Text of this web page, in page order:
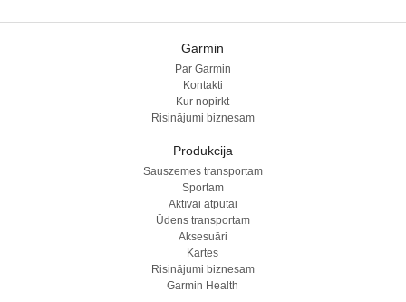
Garmin
Par Garmin
Kontakti
Kur nopirkt
Risinājumi biznesam
Produkcija
Sauszemes transportam
Sportam
Aktīvai atpūtai
Ūdens transportam
Aksesuāri
Kartes
Risinājumi biznesam
Garmin Health